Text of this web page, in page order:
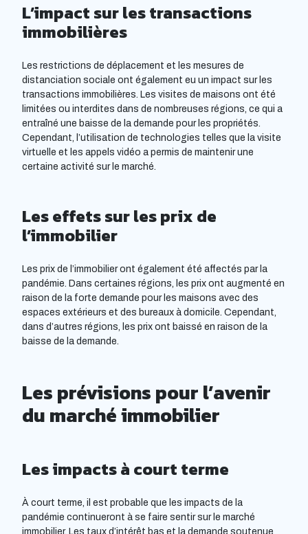
L’impact sur les transactions
immobilières
Les restrictions de déplacement et les mesures de
distanciation sociale ont également eu un impact sur les
transactions immobilières. Les visites de maisons ont été
limitées ou interdites dans de nombreuses régions, ce qui a
entraîné une baisse de la demande pour les propriétés.
Cependant, l’utilisation de technologies telles que la visite
virtuelle et les appels vidéo a permis de maintenir une
certaine activité sur le marché.
Les effets sur les prix de
l’immobilier
Les prix de l’immobilier ont également été affectés par la
pandémie. Dans certaines régions, les prix ont augmenté en
raison de la forte demande pour les maisons avec des
espaces extérieurs et des bureaux à domicile. Cependant,
dans d’autres régions, les prix ont baissé en raison de la
baisse de la demande.
Les prévisions pour l’avenir
du marché immobilier
Les impacts à court terme
À court terme, il est probable que les impacts de la
pandémie continueront à se faire sentir sur le marché
immobilier. Les taux d’intérêt bas et la demande soutenue